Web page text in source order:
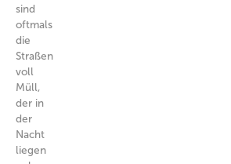
sind
oftmals
die
Straßen
voll
Müll,
der in
der
Nacht
liegen